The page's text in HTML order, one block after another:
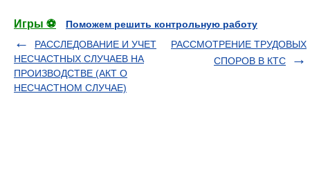
Игры ⚽
Поможем решить контрольную работу
РАССЛЕДОВАНИЕ И УЧЕТ
НЕСЧАСТНЫХ СЛУЧАЕВ НА
ПРОИЗВОДСТВЕ (АКТ О
НЕСЧАСТНОМ СЛУЧАЕ)
РАССМОТРЕНИЕ ТРУДОВЫХ
СПОРОВ В КТС